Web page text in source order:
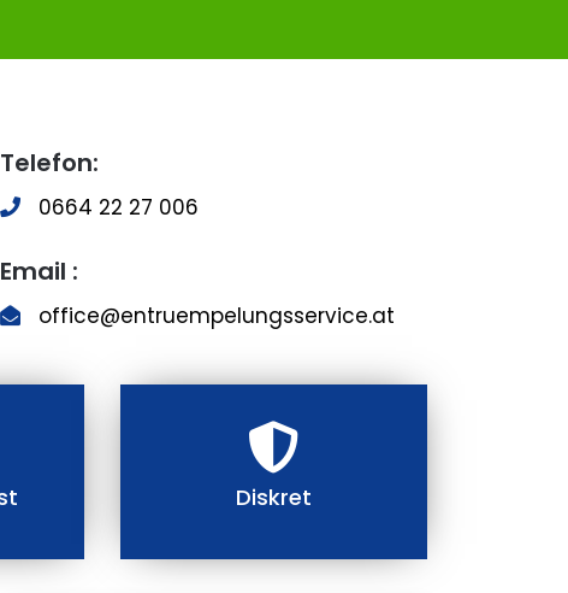
Telefon:
0664 22 27 006
Email :
office@entruempelungsservice.at
Diskret